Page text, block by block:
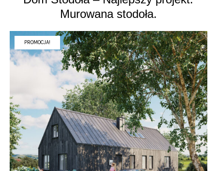
Murowana stodoła.
PROMOCJA!